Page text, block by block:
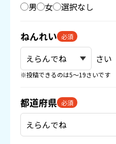
男 女 選択なし
ねんれい 必須
さい
※投稿できるのは5〜19さいです
都道府県 必須